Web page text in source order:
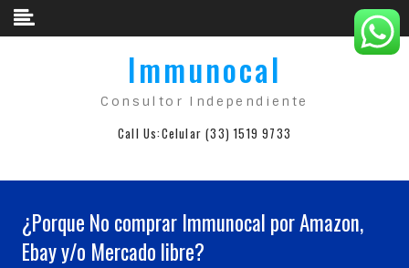
Skip to content
Immunocal
Consultor Independiente
Call Us:Celular (33) 1519 9733
¿Porque No comprar Immunocal por Amazon,
Ebay y/o Mercado libre?